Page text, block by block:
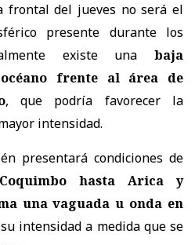
frontal del jueves no será el
presente durante los
existe una baja
frente al área de
, que podría favorecer la
intensidad.
presentará condiciones de
hasta Arica y
una vaguada u onda en
intensidad a medida que se